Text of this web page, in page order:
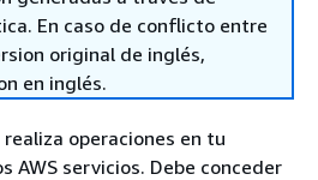
En caso de conflicto entre
original de inglés,
en inglés.
operaciones en tu
AWS servicios. Debe conceder